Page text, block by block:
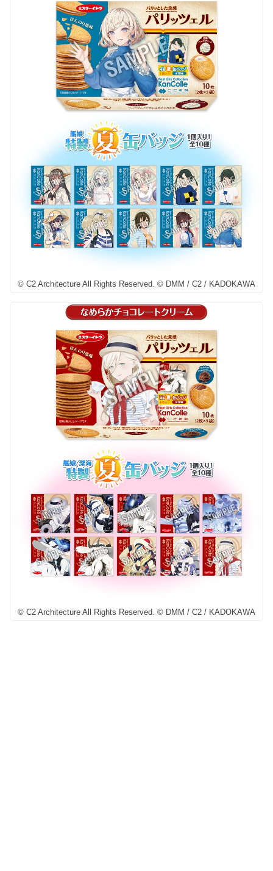
© C2 Architecture All Rights Reserved. © DMM / C2 / KADOKAWA
© C2 Architecture All Rights Reserved. © DMM / C2 / KADOKAWA